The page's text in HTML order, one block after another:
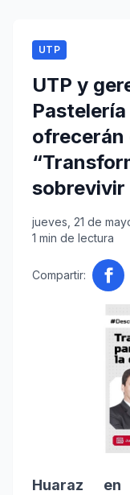
UTP
UTP y
ofrecerán
sobrevivir
jueves, 21 de
1 min de lectura
Compartir:
Huaraz